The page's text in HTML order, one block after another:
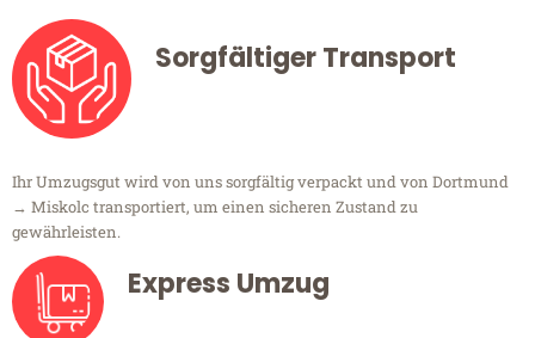
Sorgfältiger Transport
Ihr Umzugsgut wird von uns sorgfältig verpackt und von Dortmund
→ Miskolc transportiert, um einen sicheren Zustand zu
gewährleisten.
Express Umzug